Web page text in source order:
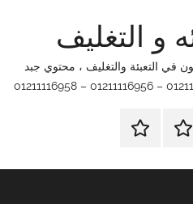
و التغليف
في التعبئة والتغليف ، محتوي جبد
اتصل
اتـصـل
في